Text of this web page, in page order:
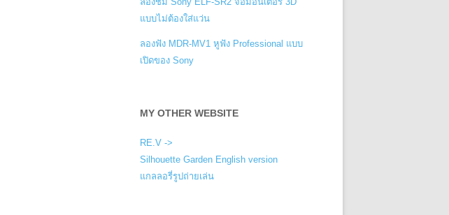
แบบไม่ต้องใส่แว่น
ลองฟัง MDR-MV1 หูฟัง Professional แบบ
เปิดของ Sony
MY OTHER WEBSITE
RE.V ->
Silhouette Garden English version
แกลลอรี่รูปถ่ายเล่น